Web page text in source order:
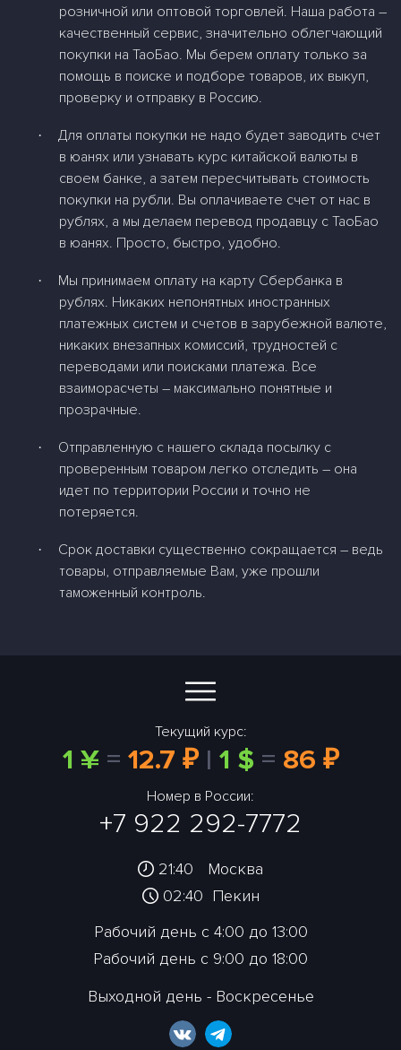
розничной или оптовой торговлей. Наша работа –
качественный сервис, значительно облегчающий
покупки на ТаоБао. Мы берем оплату только за
помощь в поиске и подборе товаров, их выкуп,
проверку и отправку в Россию.
·
Для оплаты покупки не надо будет заводить счет
в юанях или узнавать курс китайской валюты в
своем банке, а затем пересчитывать стоимость
покупки на рубли. Вы оплачиваете счет от нас в
рублях, а мы делаем перевод продавцу с ТаоБао
в юанях. Просто, быстро, удобно.
·
Мы принимаем оплату на карту Сбербанка в
рублях. Никаких непонятных иностранных
платежных систем и счетов в зарубежной валюте,
никаких внезапных комиссий, трудностей с
переводами или поисками платежа. Все
взаиморасчеты – максимально понятные и
прозрачные.
·
Отправленную с нашего склада посылку с
проверенным товаром легко отследить – она
идет по территории России и точно не
потеряется.
·
Срок доставки существенно сокращается – ведь
товары, отправляемые Вам, уже прошли
таможенный контроль.
Текущий курс:
1 ¥= 12.7 ₽| 1 $ = 86 ₽
Номер в России:
+7 922 292-7772
21:40
Москва
02:40 Пекин
Рабочий день с 4:00 до 13:00
Рабочий день с 9:00 до 18:00
Выходной день - Воскресенье